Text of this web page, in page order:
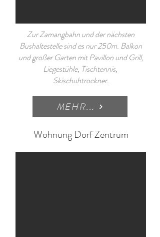
Zur Zamangbahn und der nächsten
Bushaltestelle sind es nur 250m. Balkon
und großer Garten mit Pavillon und Grill,
Liegestühle, Tischtennis,
Skischuhtrockner.
MEHR...
Wohnung Dorf Zentrum